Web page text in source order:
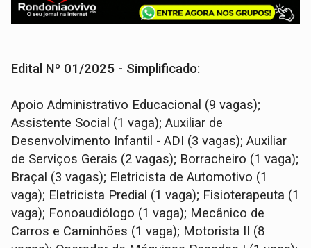
Edital Nº 01/2025 - Simplificado:
Apoio Administrativo Educacional (9 vagas);
Assistente Social (1 vaga); Auxiliar de
Desenvolvimento Infantil - ADI (3 vagas); Auxiliar
de Serviços Gerais (2 vagas); Borracheiro (1 vaga);
Braçal (3 vagas); Eletricista de Automotivo (1
vaga); Eletricista Predial (1 vaga); Fisioterapeuta (1
vaga); Fonoaudiólogo (1 vaga); Mecânico de
Carros e Caminhões (1 vaga); Motorista II (8